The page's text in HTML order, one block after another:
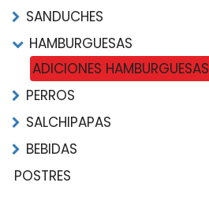
SANDUCHES
HAMBURGUESAS
ADICIONES HAMBURGUESAS
PERROS
SALCHIPAPAS
BEBIDAS
POSTRES